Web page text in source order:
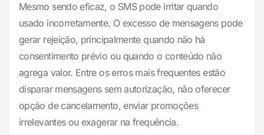
Mesmo sendo eficaz, o SMS pode irritar quando
usado incorretamente. O excesso de mensagens pode
gerar rejeição, principalmente quando não há
consentimento prévio ou quando o conteúdo não
agrega valor. Entre os erros mais frequentes estão
disparar mensagens sem autorização, não oferecer
opção de cancelamento, enviar promoções
irrelevantes ou exagerar na frequência.